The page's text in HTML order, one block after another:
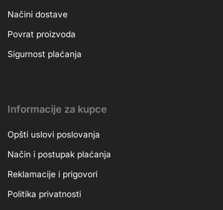
Načini dostave
Povrat proizvoda
Sigurnost plaćanja
Informacije za kupce
Opšti uslovi poslovanja
Način i postupak plaćanja
Reklamacije i prigovori
Politika privatnosti